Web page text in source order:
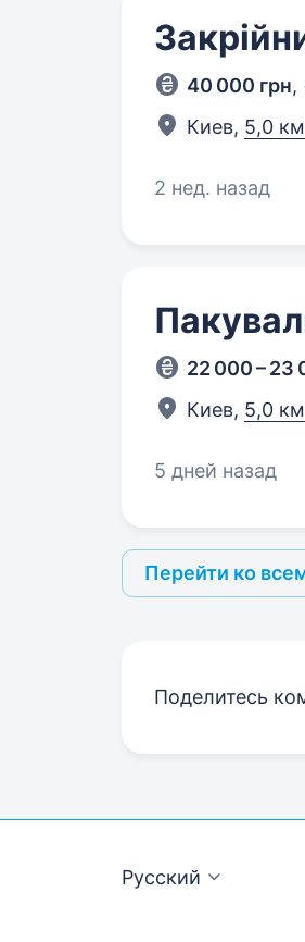
40 000 грн,
Киев, 5,0
2 нед. назад
22 000 – 23
Киев, 5,0
5 дней назад
Перейти ко
Поделитесь
Русский